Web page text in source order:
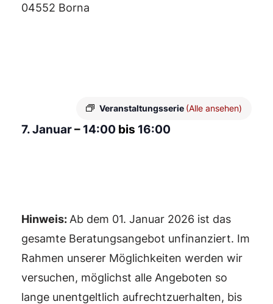
04552 Borna
Veranstaltungsserie (Alle ansehen)
7. Januar– 14:00 bis 16:00
Hinweis: Ab dem 01. Januar 2026 ist das
gesamte Beratungsangebot unfinanziert. Im
Rahmen unserer Möglichkeiten werden wir
versuchen, möglichst alle Angeboten so
lange unentgeltlich aufrechtzuerhalten, bis